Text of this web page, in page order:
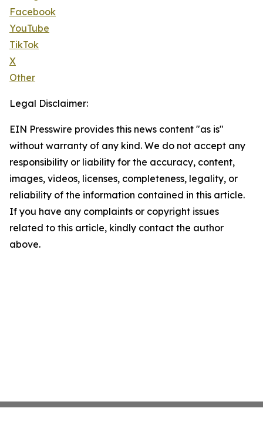
Facebook
YouTube
TikTok
X
Other
Legal Disclaimer:
EIN Presswire provides this news content "as is"
without warranty of any kind. We do not accept any
responsibility or liability for the accuracy, content,
images, videos, licenses, completeness, legality, or
reliability of the information contained in this article.
If you have any complaints or copyright issues
related to this article, kindly contact the author
above.